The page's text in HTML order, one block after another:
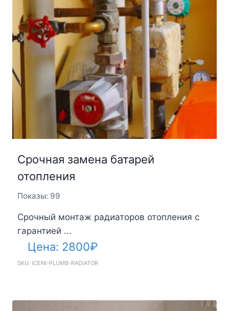
Срочная замена батарей
отопления
Показы: 99
Срочный монтаж радиаторов отопления с
гарантией ...
Цена: 2800₽
SKU: ICENI-PLUMB-RADIATOR